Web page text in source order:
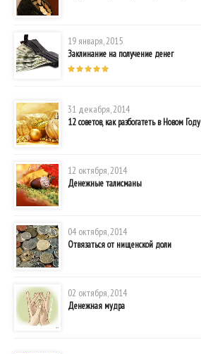
19 января, 2015
Заклинание на получение денег
31 декабря, 2014
12 советов, как разбогатеть в Новом Году
12 октября, 2014
Денежные талисманы
04 октября, 2014
Отвязаться от нищенской доли
02 октября, 2014
Денежная мудра